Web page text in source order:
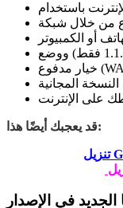
أو الكمبيوتر
المجانية
على الإنترنت
قد يعجبك أيضًا هذا: